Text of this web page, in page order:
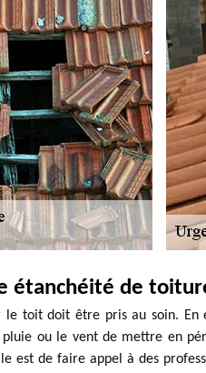
étanchéité de
le toit doit être pris au soin.
ou le vent de mettre en
est de faire appel à des